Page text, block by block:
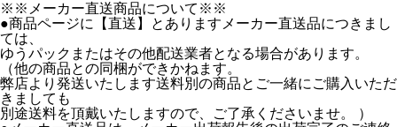
※※メーカー直送商品について※※
●商品ページに【直送】とありますメーカー直送品につきまし
ては、
ゆうパックまたはその他配送業者となる場合があります。
（他の商品との同梱ができかねます。
弊店より発送いたします送料別の商品とご一緒にご購入いただ
きましても
別途送料を頂戴いたしますので、ご了承くださいませ。 ）